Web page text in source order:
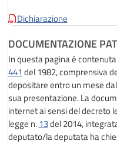
Dichiarazione
DOCUMENTAZIONE
In questa pagina è
441 del 1982, comprensiva
depositare entro un mese
sua presentazione. La
internet ai sensi del decreto
legge n.13del 2014,
deputato/la deputata ha